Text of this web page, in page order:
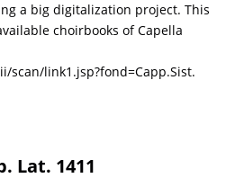
a big digitalization project. This
choirbooks of Capella
link1.jsp?fond=Capp.Sist.
Lat. 1411